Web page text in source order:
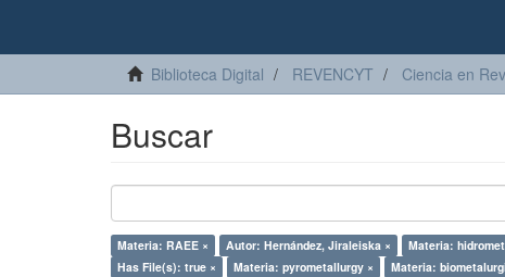
Biblioteca Digital REVENCYT Ciencia en
Buscar
Materia: RAEE × Autor: Hernández, Jiraleiska × Materia:
Has File(s): true ×
Materia: pyrometallurgy × Materia: